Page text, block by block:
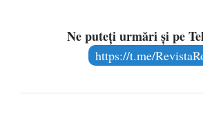
Ne puteți urmări și pe
https://t.me/